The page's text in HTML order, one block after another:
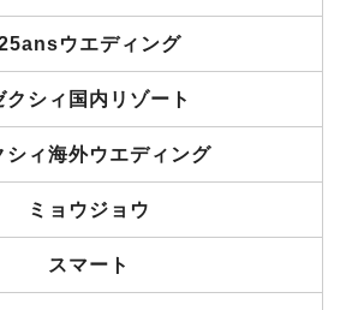
ウエディング
クシィ国内リゾート
シィ海外ウエディング
ミョウジョウ
スマート